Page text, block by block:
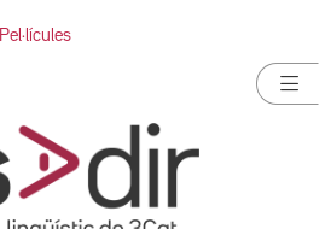
Pel·lícules